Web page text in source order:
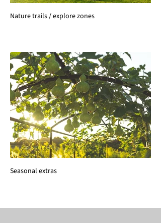
Nature trails / explore zones
Seasonal extras